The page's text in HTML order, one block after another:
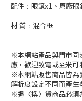
配件﹕眼鏡x1、原廠
材 質﹕混合框
※本網站產品與門市同
慮，歡迎致電或至米可
※本網站販售商品皆為
解析度設定不同而產生
※退〈換〉貨商品必須